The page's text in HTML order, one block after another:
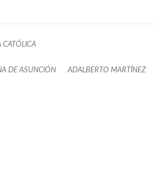
CATÓLICA
DE ASUNCIÓN ADALBERTO MARTÍNEZ